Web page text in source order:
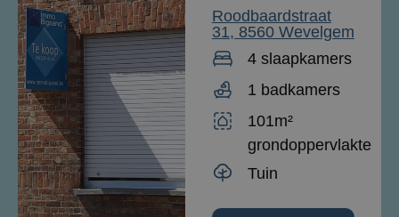
Roodbaardstraat
31, 8560 Wevelgem
4 slaapkamers
1 badkamers
101m²
grondoppervlakte
Tuin